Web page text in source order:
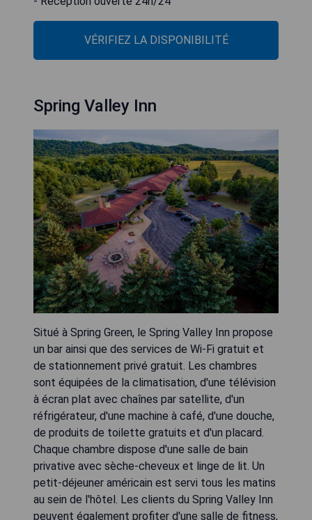
VÉRIFIEZ LA DISPONIBILITÉ
Spring Valley Inn
Situé à Spring Green, le Spring Valley Inn propose
un bar ainsi que des services de Wi-Fi gratuit et
de stationnement privé gratuit. Les chambres
sont équipées de la climatisation, d'une télévision
à écran plat avec chaînes par satellite, d'un
réfrigérateur, d'une machine à café, d'une douche,
de produits de toilette gratuits et d'un placard.
Chaque chambre dispose d'une salle de bain
privative avec sèche-cheveux et linge de lit. Un
petit-déjeuner américain est servi tous les matins
au sein de l'hôtel. Les clients du Spring Valley Inn
peuvent également profiter d'une salle de fitness,